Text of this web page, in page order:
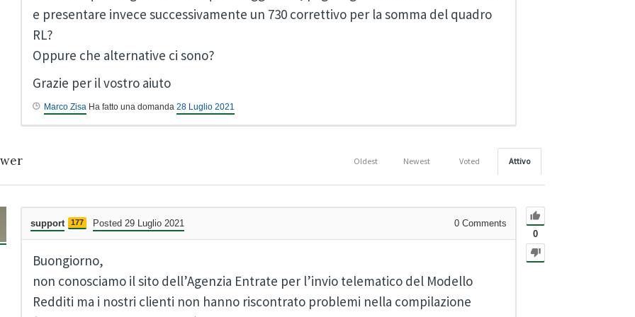
e presentare invece successivamente un 730 correttivo per la somma del quadro
RL?
Oppure che alternative ci sono?
Grazie per il vostro aiuto
Marco Zisa Ha fatto una domanda 28 Luglio 2021
Attivo
Voted
Newest
Oldest
0
support 177 Posted 29 Luglio 2021 0 Comments
Buongiorno,
non conosciamo il sito dell’Agenzia Entrate per l’invio telematico del Modello
Redditi ma i nostri clienti non hanno riscontrato problemi nella compilazione